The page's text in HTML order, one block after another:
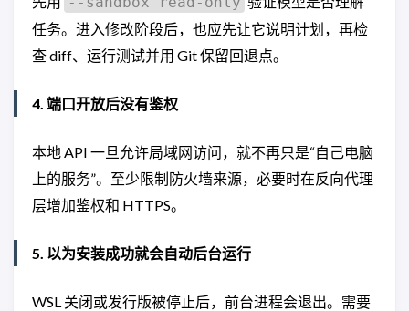
任务。进入修改阶段后，也应先让它说明计划，再检
查 diff、运行测试并用 Git 保留回退点。
4. 端口开放后没有鉴权
本地 API 一旦允许局域网访问，就不再只是“自己电脑
上的服务”。至少限制防火墙来源，必要时在反向代理
层增加鉴权和 HTTPS。
5. 以为安装成功就会自动后台运行
WSL 关闭或发行版被停止后，前台进程会退出。需要